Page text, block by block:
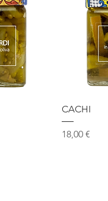
CACHI
Prezzo
18,00 €